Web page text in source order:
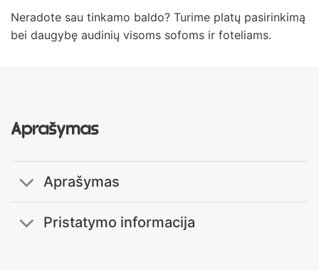
Neradote sau tinkamo baldo? Turime platų pasirinkimą
bei daugybę audinių visoms sofoms ir foteliams.
Aprašymas
Aprašymas
Pristatymo informacija